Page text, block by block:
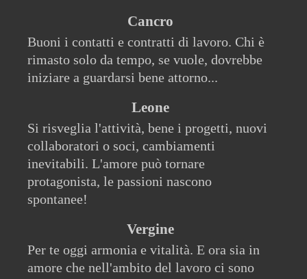
Cancro
Buoni i contatti e contratti di lavoro. Chi è
rimasto solo da tempo, se vuole, dovrebbe
iniziare a guardarsi bene attorno...
Leone
Si risveglia l'attività, bene i progetti, nuovi
collaboratori o soci, cambiamenti
inevitabili. L'amore può tornare
protagonista, le passioni nascono
spontanee!
Vergine
Per te oggi armonia e vitalità. E ora sia in
amore che nell'ambito del lavoro ci sono